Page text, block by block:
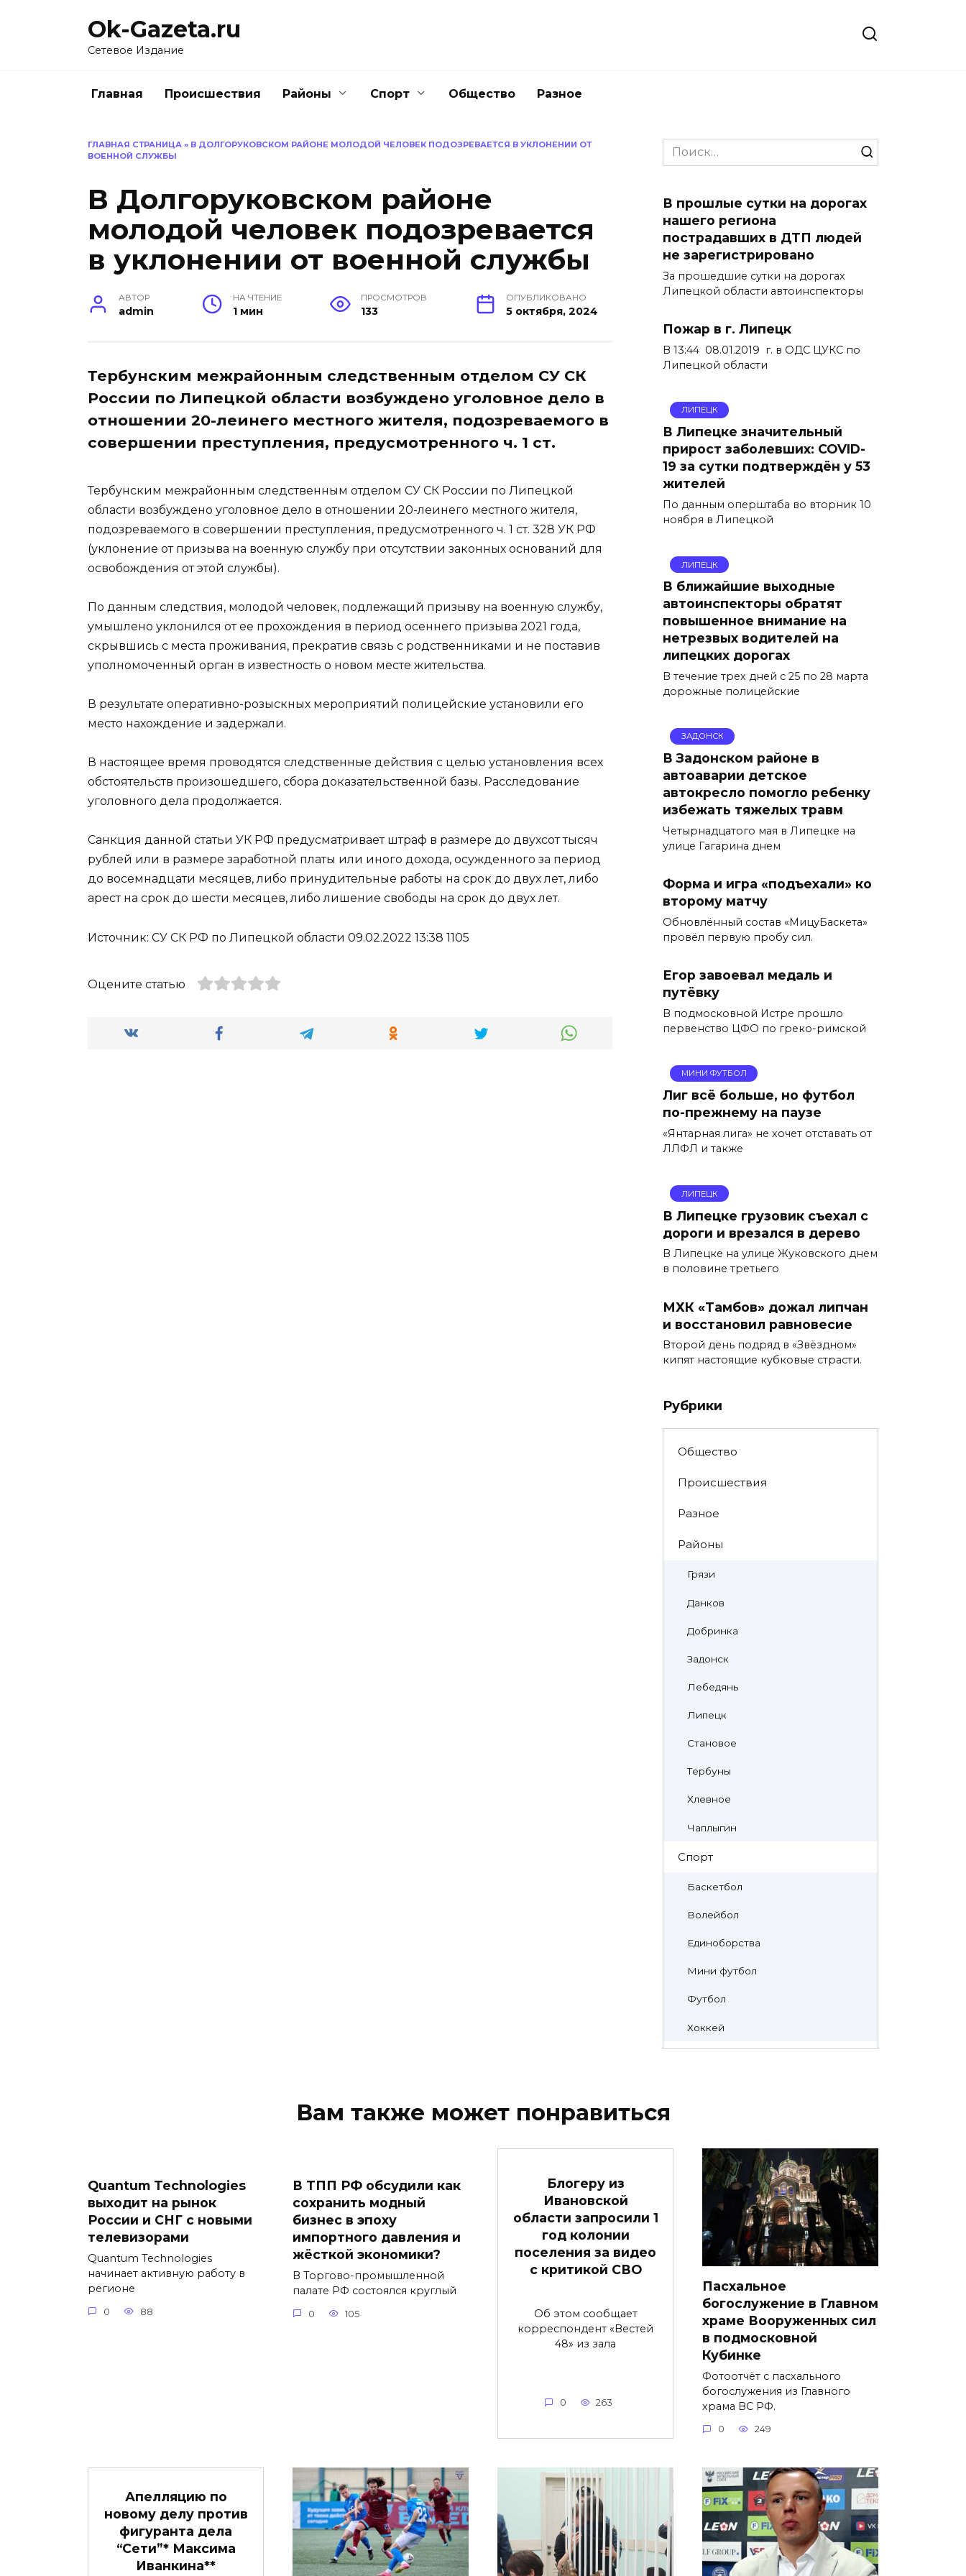
Ok-Gazeta.ru
Сетевое Издание
Главная Происшествия Районы Спорт Общество Разное
ГЛАВНАЯ СТРАНИЦА » В ДОЛГОРУКОВСКОМ РАЙОНЕ МОЛОДОЙ ЧЕЛОВЕК ПОДОЗРЕВАЕТСЯ В УКЛОНЕНИИ ОТ
ВОЕННОЙ СЛУЖБЫ
В Долгоруковском районе
молодой человек подозревается
в уклонении от военной службы
АВТОР
admin
НА ЧТЕНИЕ
1 мин
ПРОСМОТРОВ
133
ОПУБЛИКОВАНО
5 октября, 2024
Тербунским межрайонным следственным отделом СУ СК
России по Липецкой области возбуждено уголовное дело в
отношении 20-леинего местного жителя, подозреваемого в
совершении преступления, предусмотренного ч. 1 ст.
Тербунским межрайонным следственным отделом СУ СК России по Липецкой
области возбуждено уголовное дело в отношении 20-леинего местного жителя,
подозреваемого в совершении преступления, предусмотренного ч. 1 ст. 328 УК РФ
(уклонение от призыва на военную службу при отсутствии законных оснований для
освобождения от этой службы).
По данным следствия, молодой человек, подлежащий призыву на военную службу,
умышлено уклонился от ее прохождения в период осеннего призыва 2021 года,
скрывшись с места проживания, прекратив связь с родственниками и не поставив
уполномоченный орган в известность о новом месте жительства.
В результате оперативно-розыскных мероприятий полицейские установили его
место нахождение и задержали.
В настоящее время проводятся следственные действия с целью установления всех
обстоятельств произошедшего, сбора доказательственной базы. Расследование
уголовного дела продолжается.
Санкция данной статьи УК РФ предусматривает штраф в размере до двухсот тысяч
рублей или в размере заработной платы или иного дохода, осужденного за период
до восемнадцати месяцев, либо принудительные работы на срок до двух лет, либо
арест на срок до шести месяцев, либо лишение свободы на срок до двух лет.
Источник: СУ СК РФ по Липецкой области 09.02.2022 13:38 1105
Оцените статью
Search
for:
В прошлые сутки на дорогах
нашего региона
пострадавших в ДТП людей
не зарегистрировано
За прошедшие сутки на дорогах
Липецкой области автоинспекторы
Пожар в г. Липецк
В 13:44 08.01.2019 г. в ОДС ЦУКС по
Липецкой области
ЛИПЕЦК
В Липецке значительный
прирост заболевших: COVID-
19 за сутки подтверждён у 53
жителей
По данным оперштаба во вторник 10
ноября в Липецкой
ЛИПЕЦК
В ближайшие выходные
автоинспекторы обратят
повышенное внимание на
нетрезвых водителей на
липецких дорогах
В течение трех дней с 25 по 28 марта
дорожные полицейские
ЗАДОНСК
В Задонском районе в
автоаварии детское
автокресло помогло ребенку
избежать тяжелых травм
Четырнадцатого мая в Липецке на
улице Гагарина днем
Форма и игра «подъехали» ко
второму матчу
Обновлённый состав «МицуБаскета»
провёл первую пробу сил.
Егор завоевал медаль и
путёвку
В подмосковной Истре прошло
первенство ЦФО по греко-римской
МИНИ ФУТБОЛ
Лиг всё больше, но футбол
по-прежнему на паузе
«Янтарная лига» не хочет отставать от
ЛЛФЛ и также
ЛИПЕЦК
В Липецке грузовик съехал с
дороги и врезался в дерево
В Липецке на улице Жуковского днем
в половине третьего
МХК «Тамбов» дожал липчан
и восстановил равновесие
Второй день подряд в «Звёздном»
кипят настоящие кубковые страсти.
Рубрики
Общество
Происшествия
Разное
Районы
Грязи
Данков
Добринка
Задонск
Лебедянь
Липецк
Становое
Тербуны
Хлевное
Чаплыгин
Спорт
Баскетбол
Волейбол
Единоборства
Мини футбол
Футбол
Хоккей
Вам также может понравиться
Quantum Technologies
выходит на рынок
России и СНГ с новыми
телевизорами
Quantum Technologies
начинает активную работу в
регионе
0 88
В ТПП РФ обсудили как
сохранить модный
бизнес в эпоху
импортного давления и
жёсткой экономики?
В Торгово-промышленной
палате РФ состоялся круглый
0 105
Блогеру из
Ивановской
области запросили 1
год колонии
поселения за видео
с критикой СВО
Об этом сообщает
корреспондент «Вестей
48» из зала
0 263
Пасхальное
богослужение в Главном
храме Вооруженных сил
в подмосковной
Кубинке
Фотоотчёт с пасхального
богослужения из Главного
храма ВС РФ.
0 249
Апелляцию по
новому делу против
фигуранта дела
“Сети”* Максима
Иванкина**